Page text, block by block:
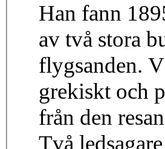
Han fann
av två stora
flygsanden.
grekiskt och
från den
Två